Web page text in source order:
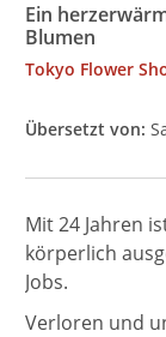
Ein
Blumen
Tokyo Flower
Übersetzt von:
Mit 24 Jahren
körperlich
Jobs.
Verloren und